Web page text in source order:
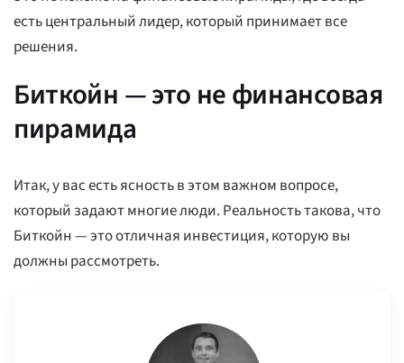
есть центральный лидер, который принимает все
решения.
Биткойн — это не финансовая
пирамида
Итак, у вас есть ясность в этом важном вопросе,
который задают многие люди. Реальность такова, что
Биткойн — это отличная инвестиция, которую вы
должны рассмотреть.